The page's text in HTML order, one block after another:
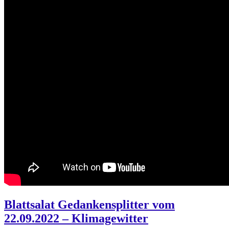
Blattsalat Gedankensplitter vom
22.09.2022 – Klimagewitter